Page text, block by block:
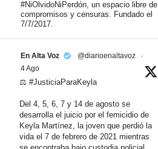
#NiOlvidoNiPerdón, un espacio libre de
compromisos y censuras. Fundado el
7/7/2017.
En Alta Voz @diarioenaltavoz
·
4 Ago
⚖️ #JusticiaParaKeyla
Del 4, 5, 6, 7 y 14 de agosto se
desarrolla el juicio por el femicidio de
Keyla Martínez, la joven que perdió la
vida el 7 de febrero de 2021 mientras